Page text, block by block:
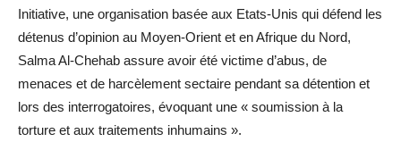
Initiative, une organisation basée aux Etats-Unis qui défend les
détenus d’opinion au Moyen-Orient et en Afrique du Nord,
Salma Al-Chehab assure avoir été victime d’abus, de
menaces et de harcèlement sectaire pendant sa détention et
lors des interrogatoires, évoquant une « soumission à la
torture et aux traitements inhumains ».